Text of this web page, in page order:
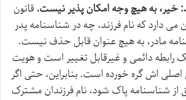
خیر، به هیچ وجه امکان پذیر نیست.قانون
دارد که نام فرزند، چه در شناسنامه پدر
مادر، به هیچ عنوان قابل حذف نیست.
رابطه دائمی و غیرقابل تغییر است و هویت
اصلی اش گره خورده است. بنابراین، حتی اگر
از شناسنامه پاک شود، نام فرزندان مشترک